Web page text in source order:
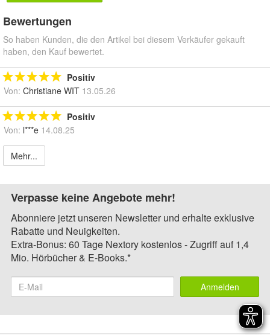
Bewertungen
So haben Kunden, die den Artikel bei diesem Verkäufer gekauft
haben, den Kauf bewertet.
Positiv
Von: Christiane WIT 13.05.26
Positiv
Von: l***e 14.08.25
Mehr...
Verpasse keine Angebote mehr!
Abonniere jetzt unseren Newsletter und erhalte exklusive
Rabatte und Neuigkeiten.
Extra-Bonus: 60 Tage Nextory kostenlos - Zugriff auf 1,4
Mio. Hörbücher & E-Books.*
Anmelden